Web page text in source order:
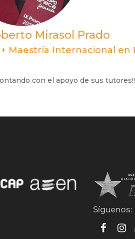
Mirasol Prado
Maestría Internacional
con el apoyo de sus
Síguenos: